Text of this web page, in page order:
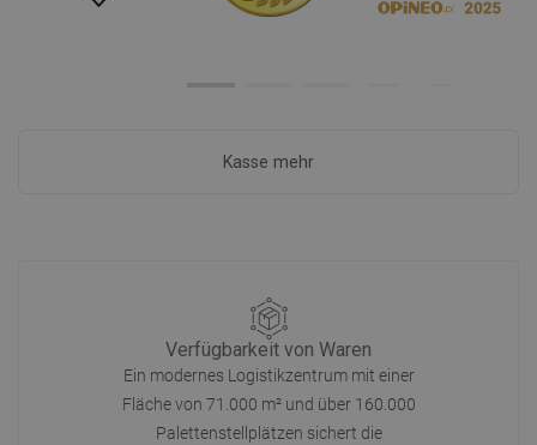
Kasse mehr
Verfügbarkeit von Waren
Ein modernes Logistikzentrum mit einer
Fläche von 71.000 m² und über 160.000
Palettenstellplätzen sichert die